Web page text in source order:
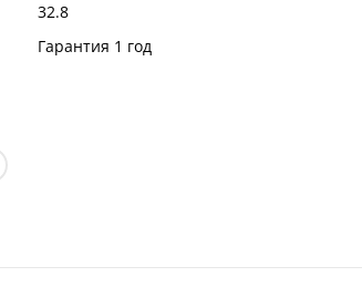
32.8
Гарантия 1 год